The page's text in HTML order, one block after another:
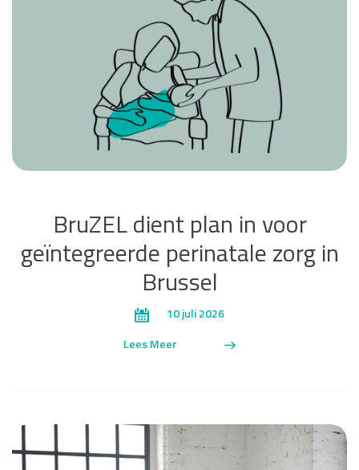
BruZEL dient plan in voor
geïntegreerde perinatale zorg in
Brussel
10 juli 2026
Lees Meer